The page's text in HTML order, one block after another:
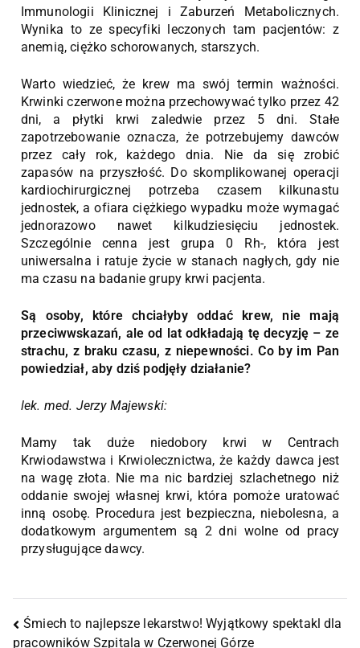
Immunologii Klinicznej i Zaburzeń Metabolicznych.
Wynika to ze specyfiki leczonych tam pacjentów: z
anemią, ciężko schorowanych, starszych.
Warto wiedzieć, że krew ma swój termin ważności.
Krwinki czerwone można przechowywać tylko przez 42
dni, a płytki krwi zaledwie przez 5 dni. Stałe
zapotrzebowanie oznacza, że potrzebujemy dawców
przez cały rok, każdego dnia. Nie da się zrobić
zapasów na przyszłość. Do skomplikowanej operacji
kardiochirurgicznej potrzeba czasem kilkunastu
jednostek, a ofiara ciężkiego wypadku może wymagać
jednorazowo nawet kilkudziesięciu jednostek.
Szczególnie cenna jest grupa 0 Rh-, która jest
uniwersalna i ratuje życie w stanach nagłych, gdy nie
ma czasu na badanie grupy krwi pacjenta.
Są osoby, które chciałyby oddać krew, nie mają
przeciwwskazań, ale od lat odkładają tę decyzję – ze
strachu, z braku czasu, z niepewności. Co by im Pan
powiedział, aby dziś podjęły działanie?
lek. med. Jerzy Majewski:
Mamy tak duże niedobory krwi w Centrach
Krwiodawstwa i Krwiolecznictwa, że każdy dawca jest
na wagę złota. Nie ma nic bardziej szlachetnego niż
oddanie swojej własnej krwi, która pomoże uratować
inną osobę. Procedura jest bezpieczna, niebolesna, a
dodatkowym argumentem są 2 dni wolne od pracy
przysługujące dawcy.
Śmiech to najlepsze lekarstwo! Wyjątkowy spektakl dla
pracowników Szpitala w Czerwonej Górze